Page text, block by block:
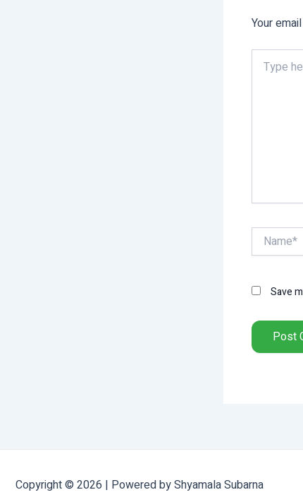
Your
here..
Name*
Save
Copyright © 2026 | Powered by Shyamala Subarna